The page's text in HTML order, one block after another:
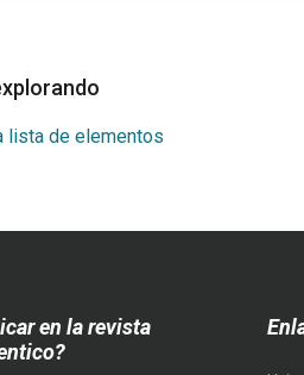
lista de elementos
en la revista